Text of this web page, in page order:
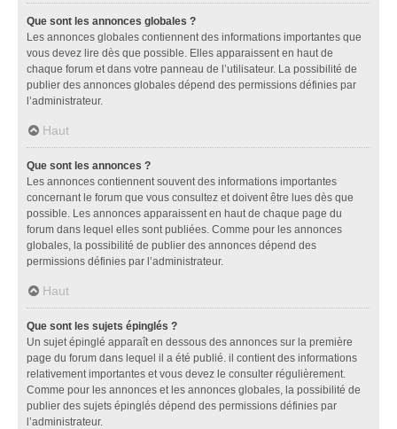
Que sont les annonces globales ?
Les annonces globales contiennent des informations importantes que
vous devez lire dès que possible. Elles apparaissent en haut de
chaque forum et dans votre panneau de l’utilisateur. La possibilité de
publier des annonces globales dépend des permissions définies par
l’administrateur.
Haut
Que sont les annonces ?
Les annonces contiennent souvent des informations importantes
concernant le forum que vous consultez et doivent être lues dès que
possible. Les annonces apparaissent en haut de chaque page du
forum dans lequel elles sont publiées. Comme pour les annonces
globales, la possibilité de publier des annonces dépend des
permissions définies par l’administrateur.
Haut
Que sont les sujets épinglés ?
Un sujet épinglé apparaît en dessous des annonces sur la première
page du forum dans lequel il a été publié. il contient des informations
relativement importantes et vous devez le consulter régulièrement.
Comme pour les annonces et les annonces globales, la possibilité de
publier des sujets épinglés dépend des permissions définies par
l’administrateur.